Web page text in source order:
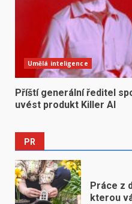
Umělá inteligence
Příští generální ředitel
uvést produkt Killer AI
PR
Práce z
kterou